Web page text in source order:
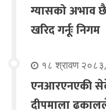
ग्यासको अभाव
खरिद गर्नूः निगम
१८ श्रावण २०८३,
एनआरएनएकी
दीपमाला